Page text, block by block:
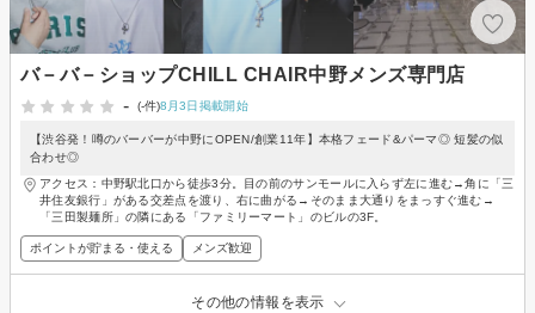
バ－バ－ショップCHILL CHAIR中野メンズ専門店
-
(-件)8月3日掲載開始
【渋谷発！噂のバーバーが中野にOPEN/創業11年】本格フェード&パーマ◎ 短髪の似
合わせ◎
アクセス：中野駅北口から徒歩3分。目の前のサンモールに入らず左に進む→角に「三
井住友銀行」がある交差点を渡り、右に曲がる→そのまま大通りをまっすぐ進む→
「三田製麺所」の隣にある「ファミリーマート」のビルの3F。
ポイントが貯まる・使える メンズ歓迎
その他の情報を表示